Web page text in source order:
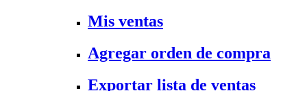
Mis ventas
Agregar orden de compra
Exportar lista de ventas